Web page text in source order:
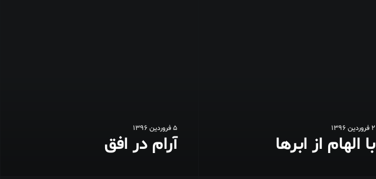
2 فروردین 1396
با الهام از ابرها
5 فروردین 1396
آرام در افق